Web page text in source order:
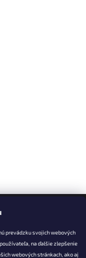
prevádzku svojich webových
na ďalšie zlepšenie
webových stránkach, ako aj